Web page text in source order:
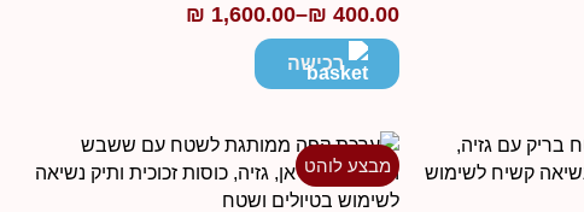
₪ 400.00
–
₪ 1,600.00
טווח
מחירים:רכישה
מבצע לוהט